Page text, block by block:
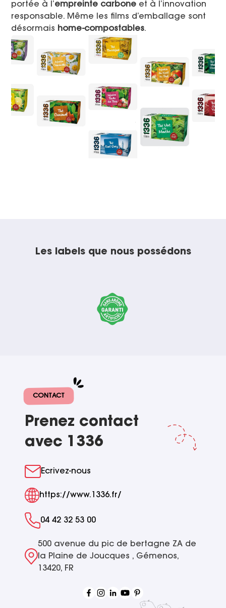
portée à l’empreinte carbone et à l’innovation
responsable. Même les films d’emballage sont
désormais home-compostables.
Les labels que nous possédons
CONTACT
Prenez contact
avec 1336
Ecrivez-nous
https://www.1336.fr/
04 42 32 53 00
500 avenue du pic de bertagne ZA de
la Plaine de Joucques , Gémenos,
13420, FR